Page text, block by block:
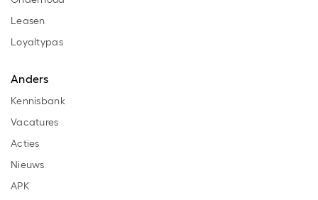
Leasen
Loyaltypas
Anders
Kennisbank
Vacatures
Acties
Nieuws
APK